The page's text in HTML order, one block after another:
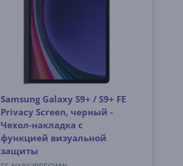
Samsung Galaxy S9+ / S9+ FE
Privacy Screen, черный -
Чехол-накладка с
функцией визуальной
защиты